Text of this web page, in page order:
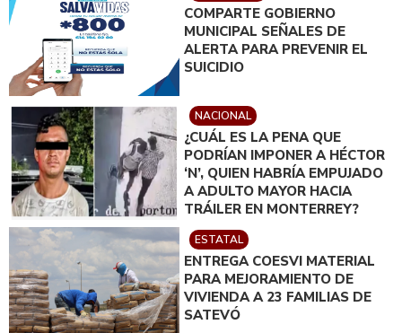
COMPARTE GOBIERNO
MUNICIPAL SEÑALES DE
ALERTA PARA PREVENIR EL
SUICIDIO
NACIONAL
¿CUÁL ES LA PENA QUE
PODRÍAN IMPONER A HÉCTOR
‘N’, QUIEN HABRÍA EMPUJADO
A ADULTO MAYOR HACIA
TRÁILER EN MONTERREY?
ESTATAL
ENTREGA COESVI MATERIAL
PARA MEJORAMIENTO DE
VIVIENDA A 23 FAMILIAS DE
SATEVÓ